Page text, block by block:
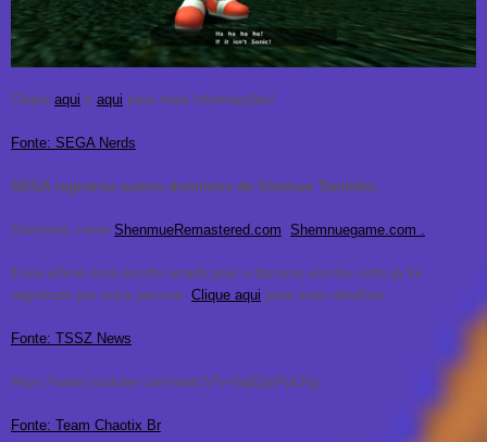
Clique aqui e aqui para mais informações!
Fonte: SEGA Nerds
SEGA registrou outros domínios de Shemue Também.
Domínios como ShenmueRemastered.com Shemnuegame.com .
Esse ultimo está escrito errado pois o domínio escrito certo já foi
registrado por outra pessoa. Clique aqui para mais detalhes.
Fonte: TSSZ News
https://www.youtube.com/watch?v=6q62piPpLNg
Fonte: Team Chaotix Br